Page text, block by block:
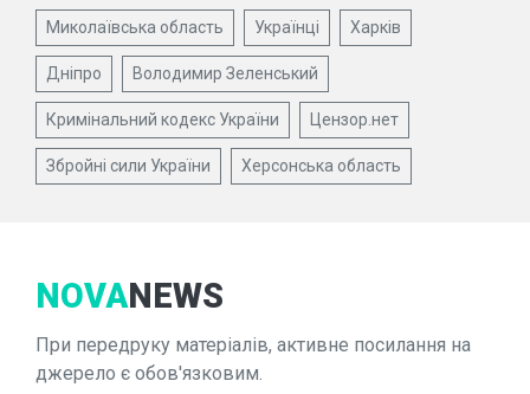
Миколаївська область Українці Харків
Дніпро Володимир Зеленський
Кримінальний кодекс України Цензор.нет
Збройні сили України Херсонська область
NOVANEWS
При передруку матеріалів, активне посилання на
джерело є обов'язковим.